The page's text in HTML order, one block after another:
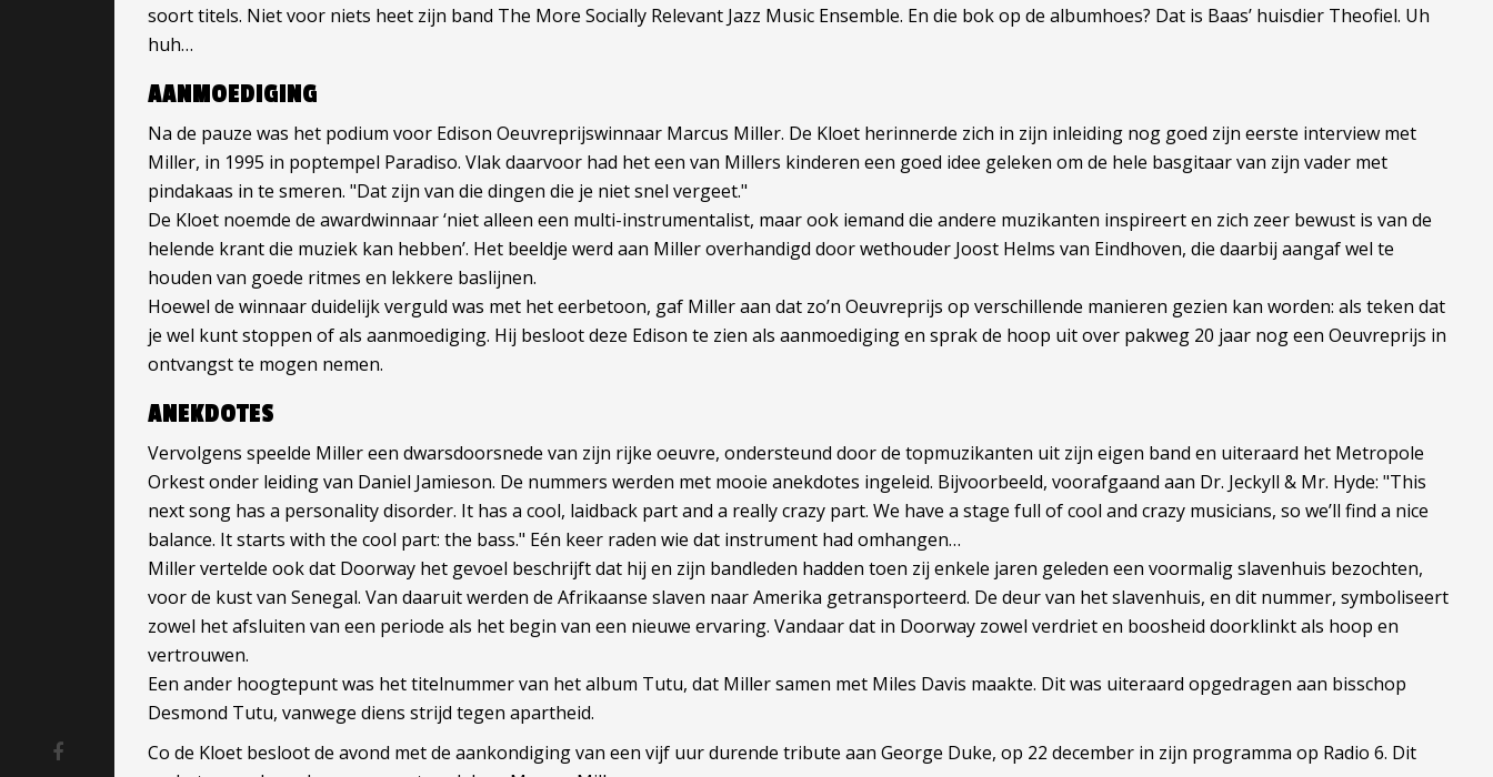
soort titels. Niet voor niets heet zijn band The More Socially Relevant Jazz Music Ensemble. En die bok op de albumhoes? Dat is Baas’ huisdier Theofiel. Uh
huh…
AANMOEDIGING
Na de pauze was het podium voor Edison Oeuvreprijswinnaar Marcus Miller. De Kloet herinnerde zich in zijn inleiding nog goed zijn eerste interview met
Miller, in 1995 in poptempel Paradiso. Vlak daarvoor had het een van Millers kinderen een goed idee geleken om de hele basgitaar van zijn vader met
pindakaas in te smeren. "Dat zijn van die dingen die je niet snel vergeet."
De Kloet noemde de awardwinnaar ‘niet alleen een multi-instrumentalist, maar ook iemand die andere muzikanten inspireert en zich zeer bewust is van de
helende krant die muziek kan hebben’. Het beeldje werd aan Miller overhandigd door wethouder Joost Helms van Eindhoven, die daarbij aangaf wel te
houden van goede ritmes en lekkere baslijnen.
Hoewel de winnaar duidelijk verguld was met het eerbetoon, gaf Miller aan dat zo’n Oeuvreprijs op verschillende manieren gezien kan worden: als teken dat
je wel kunt stoppen of als aanmoediging. Hij besloot deze Edison te zien als aanmoediging en sprak de hoop uit over pakweg 20 jaar nog een Oeuvreprijs in
ontvangst te mogen nemen.
ANEKDOTES
Vervolgens speelde Miller een dwarsdoorsnede van zijn rijke oeuvre, ondersteund door de topmuzikanten uit zijn eigen band en uiteraard het Metropole
Orkest onder leiding van Daniel Jamieson. De nummers werden met mooie anekdotes ingeleid. Bijvoorbeeld, voorafgaand aan Dr. Jeckyll & Mr. Hyde: "This
next song has a personality disorder. It has a cool, laidback part and a really crazy part. We have a stage full of cool and crazy musicians, so we’ll find a nice
balance. It starts with the cool part: the bass." Eén keer raden wie dat instrument had omhangen…
Miller vertelde ook dat Doorway het gevoel beschrijft dat hij en zijn bandleden hadden toen zij enkele jaren geleden een voormalig slavenhuis bezochten,
voor de kust van Senegal. Van daaruit werden de Afrikaanse slaven naar Amerika getransporteerd. De deur van het slavenhuis, en dit nummer, symboliseert
zowel het afsluiten van een periode als het begin van een nieuwe ervaring. Vandaar dat in Doorway zowel verdriet en boosheid doorklinkt als hoop en
vertrouwen.
Een ander hoogtepunt was het titelnummer van het album Tutu, dat Miller samen met Miles Davis maakte. Dit was uiteraard opgedragen aan bisschop
Desmond Tutu, vanwege diens strijd tegen apartheid.
Co de Kloet besloot de avond met de aankondiging van een vijf uur durende tribute aan George Duke, op 22 december in zijn programma op Radio 6. Dit